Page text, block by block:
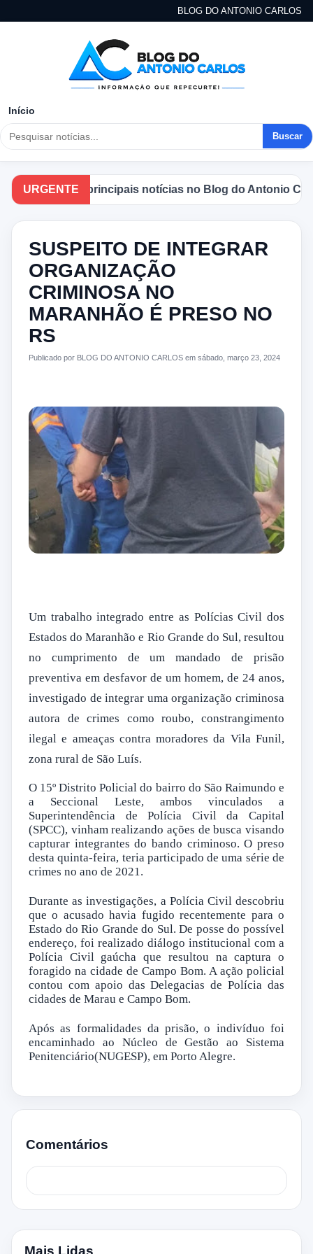
BLOG DO ANTONIO CARLOS
Início
Buscar
URGENTEas principais notícias no Blog do Antonio
SUSPEITO DE INTEGRAR
ORGANIZAÇÃO
CRIMINOSA NO
MARANHÃO É PRESO NO
RS
Publicado por BLOG DO ANTONIO CARLOS em sábado, março 23, 2024
Um trabalho integrado entre as Polícias Civil dos
Estados do Maranhão e Rio Grande do Sul, resultou
no cumprimento de um mandado de prisão
preventiva em desfavor de um homem, de 24 anos,
investigado de integrar uma organização criminosa
autora de crimes como roubo, constrangimento
ilegal e ameaças contra moradores da Vila Funil,
zona rural de São Luís.
O 15º Distrito Policial do bairro do São Raimundo e
a Seccional Leste, ambos vinculados a
Superintendência de Polícia Civil da Capital
(SPCC), vinham realizando ações de busca visando
capturar integrantes do bando criminoso. O preso
desta quinta-feira, teria participado de uma série de
crimes no ano de 2021.
Durante as investigações, a Polícia Civil descobriu
que o acusado havia fugido recentemente para o
Estado do Rio Grande do Sul. De posse do possível
endereço, foi realizado diálogo institucional com a
Polícia Civil gaúcha que resultou na captura o
foragido na cidade de Campo Bom. A ação policial
contou com apoio das Delegacias de Polícia das
cidades de Marau e Campo Bom.
Após as formalidades da prisão, o indivíduo foi
encaminhado ao Núcleo de Gestão ao Sistema
Penitenciário(NUGESP), em Porto Alegre.
Comentários
Mais Lidas